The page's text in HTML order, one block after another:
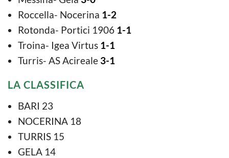
Roccella- Nocerina 1-2
Rotonda- Portici 1906 1-1
Troina- Igea Virtus 1-1
Turris- AS Acireale 3-1
LA CLASSIFICA
BARI 23
NOCERINA 18
TURRIS 15
GELA 14